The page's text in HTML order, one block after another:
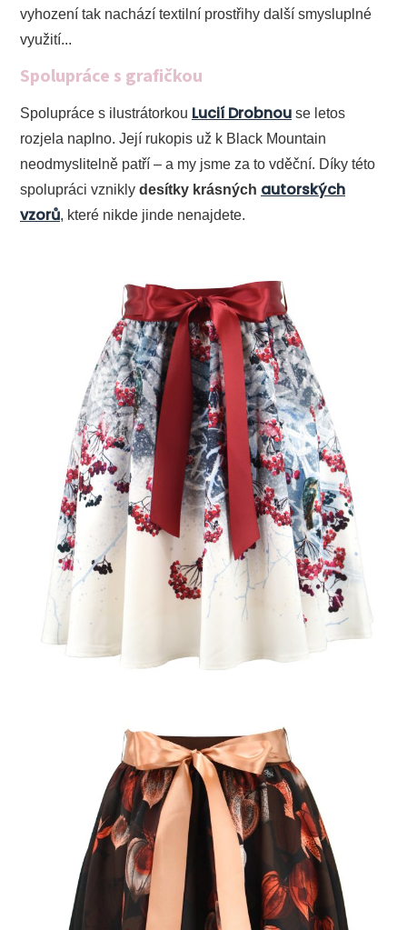
vyhození tak nachází textilní prostřihy další smysluplné
využití...
Spolupráce s grafičkou
Spolupráce s ilustrátorkou Lucií Drobnou se letos
rozjela naplno. Její rukopis už k Black Mountain
neodmyslitelně patří – a my jsme za to vděční. Díky této
spolupráci vznikly desítky krásných autorských
vzorů, které nikde jinde nenajdete.